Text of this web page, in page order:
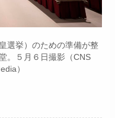
選挙）のための準備が整
。５月６日撮影（CNS
）